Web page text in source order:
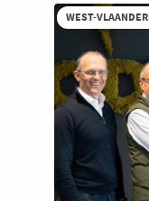
WEST-